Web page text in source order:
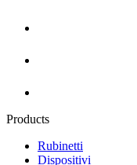
Products
Rubinetti
Dispositivi